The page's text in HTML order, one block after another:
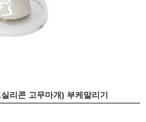
리콘 고무마개) 부케말리기